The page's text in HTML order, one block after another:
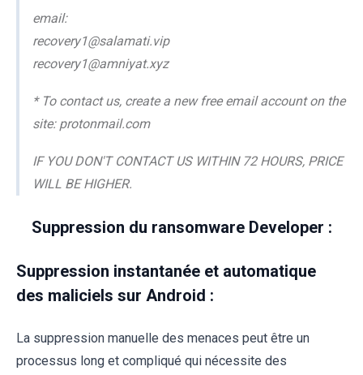
email:
recovery1@salamati.vip
recovery1@amniyat.xyz
* To contact us, create a new free email account on the
site: protonmail.com
IF YOU DON'T CONTACT US WITHIN 72 HOURS, PRICE
WILL BE HIGHER.
Suppression du ransomware Developer :
Suppression instantanée et automatique
des maliciels sur Android :
La suppression manuelle des menaces peut être un
processus long et compliqué qui nécessite des